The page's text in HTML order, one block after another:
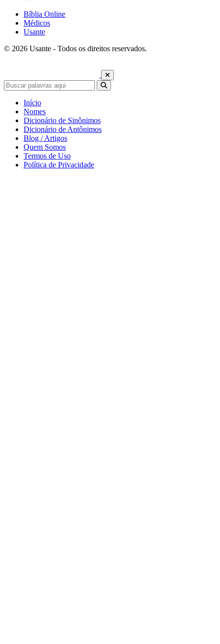
Bíblia Online
Médicos
Usante
© 2026 Usante - Todos os direitos reservados.
Início
Nomes
Dicionário de Sinônimos
Dicionário de Antônimos
Blog / Artigos
Quem Somos
Termos de Uso
Política de Privacidade